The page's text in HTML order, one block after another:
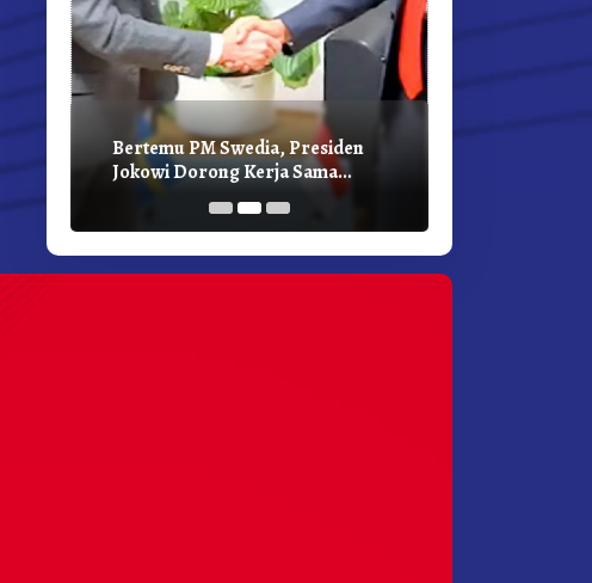
Bertemu PM Swedia, Presiden
Jokowi Dorong Kerja Sama
Pembangunan Hijau